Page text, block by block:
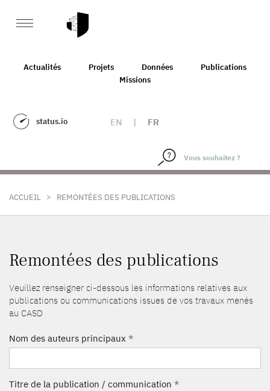
Actualités Projets Données
Publications
Missions
status.io EN | FR
ACCUEIL > REMONTÉES DES PUBLICATIONS
Remontées des publications
Veuillez renseigner ci-dessous les informations relatives aux
publications ou communications issues de vos travaux menés
au CASD
Nom des auteurs principaux *
Titre de la publication / communication *